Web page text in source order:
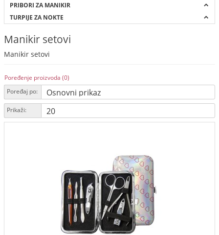
PRIBORI ZA MANIKIR
TURPIJE ZA NOKTE
Manikir setovi
Manikir setovi
Poređenje proizvoda (0)
Poređaj po:
Prikaži: